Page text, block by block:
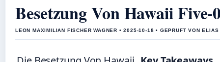
Besetzung Von Hawaii Five-
LEON MAXIMILIAN FISCHER WAGNER • 2025-10-18 • GEPRUFT VON ELIAS